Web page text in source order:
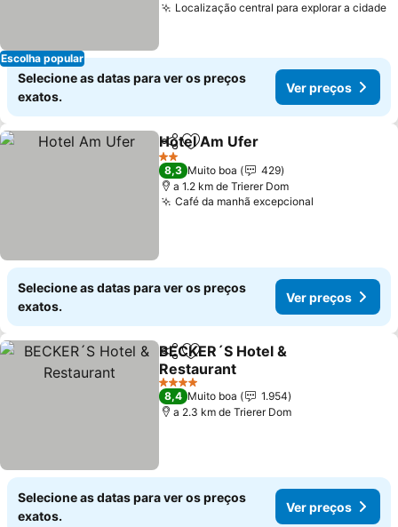
Escolha popular
Localização central para explorar a cidade
Selecione as datas para ver os preços
exatos.
Ver preços
PartilharAdicionar aos favoritos
Hotel Am Ufer
2 Estrelas
8,3 Muito boa
429
a 1.2 km de Trierer Dom
Café da manhã excepcional
Selecione as datas para ver os preços
exatos.
Ver preços
PartilharAdicionar aos favoritos
BECKER´S Hotel &
Restaurant
Ver preços
4 Estrelas
8,4 Muito boa
1.954
a 2.3 km de Trierer Dom
Selecione as datas para ver os preços
exatos.
Ver preços